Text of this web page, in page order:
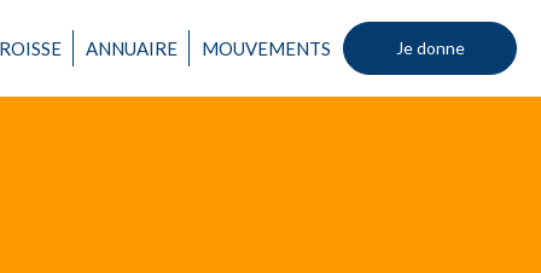
ANNUAIRE MOUVEMENTS Je donne